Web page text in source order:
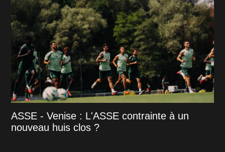
ASSE - Venise : L'ASSE contrainte à un
nouveau huis clos ?